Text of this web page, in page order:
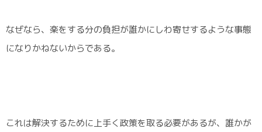
なぜなら、楽をする分の負担が誰かにしわ寄せするような事態
になりかねないからである。
これは解決するために上手く政策を取る必要があるが、誰かが